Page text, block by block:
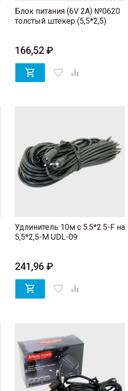
Блок питания (6V 2A) №0620
толстый штекер (5,5*2,5)
166,52 ₽
 favorite_border 
Удлинитель 10м с 5.5*2.5-F на
5,5*2,5-M UDL-09
241,96 ₽
 favorite_border 